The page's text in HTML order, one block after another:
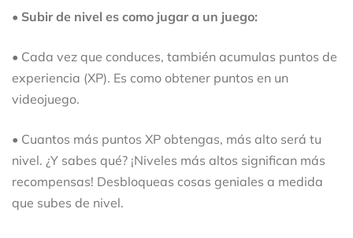
• Subir de nivel es como jugar a un juego:
• Cada vez que conduces, también acumulas puntos de
experiencia (XP). Es como obtener puntos en un
videojuego.
• Cuantos más puntos XP obtengas, más alto será tu
nivel. ¿Y sabes qué? ¡Niveles más altos significan más
recompensas! Desbloqueas cosas geniales a medida
que subes de nivel.